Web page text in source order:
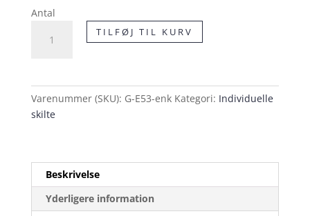
Antal
Område
skilt
TILFØJ TIL KURV
Varenummer (SKU): G-E53-enk Kategori: Individuelle
skilte
Beskrivelse
Yderligere information